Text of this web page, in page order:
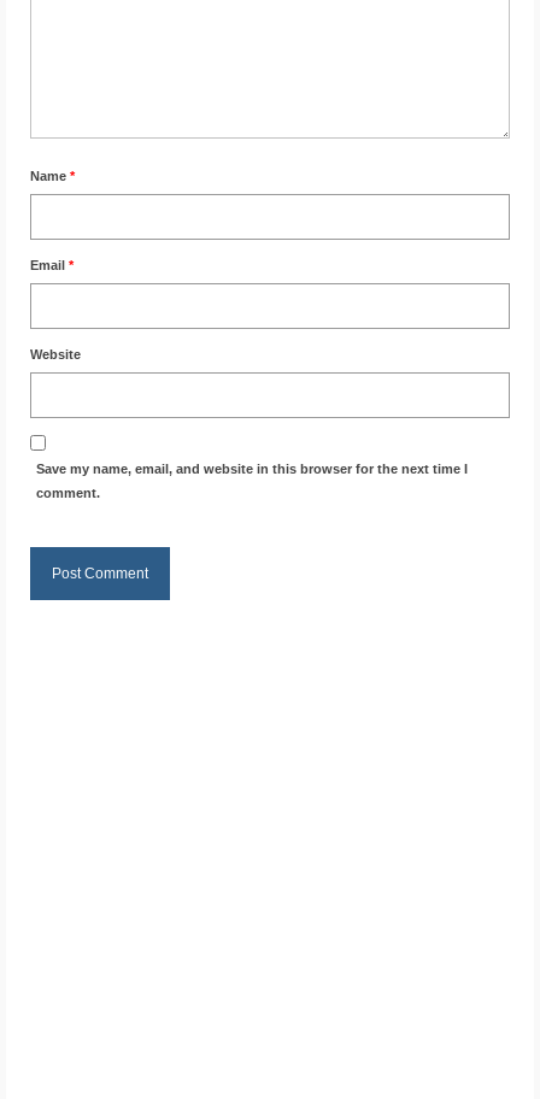
Name *
Email *
Website
Save my name, email, and website in this browser for the next time I
comment.